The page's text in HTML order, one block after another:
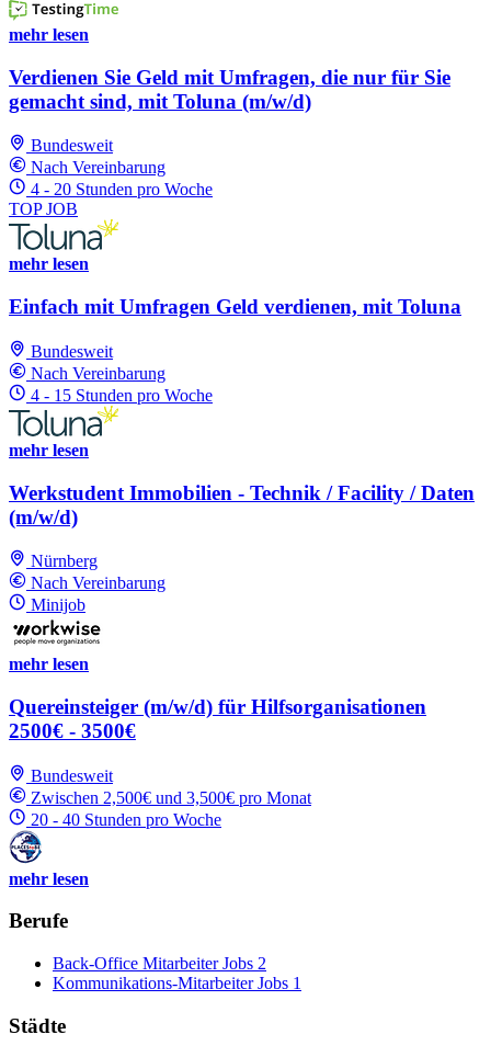
mehr lesen
Verdienen Sie Geld mit Umfragen, die nur für Sie
gemacht sind, mit Toluna (m/w/d)
Bundesweit
Nach Vereinbarung
4 - 20 Stunden pro Woche
TOP JOB
mehr lesen
Einfach mit Umfragen Geld verdienen, mit Toluna
Bundesweit
Nach Vereinbarung
4 - 15 Stunden pro Woche
mehr lesen
Werkstudent Immobilien - Technik / Facility / Daten
(m/w/d)
Nürnberg
Nach Vereinbarung
Minijob
mehr lesen
Quereinsteiger (m/w/d) für Hilfsorganisationen
2500€ - 3500€
Bundesweit
Zwischen 2,500€ und 3,500€ pro Monat
20 - 40 Stunden pro Woche
mehr lesen
Berufe
Back-Office Mitarbeiter Jobs 2
Kommunikations-Mitarbeiter Jobs 1
Städte